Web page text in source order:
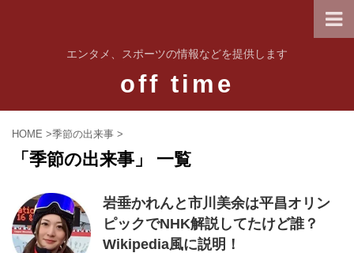
エンタメ、スポーツの情報などを提供します
off time
HOME >季節の出来事 >
「季節の出来事」 一覧
岩垂かれんと市川美余は平昌オリン
ピックでNHK解説してたけど誰？
Wikipedia風に説明！